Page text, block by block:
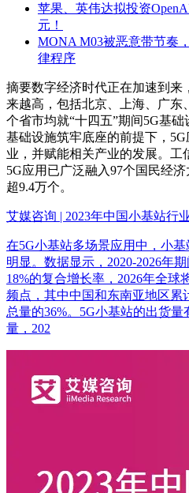
苹果、英伟达拟投资
元！
MONA M03被恶意带节奏
律程序
摘要数字经济时代正在加速到来
来越高，包括北京、上海、广东
个省市均就“十四五”期间5G基
基础设施筑牢底座的前提下，
业，并赋能相关产业的发展。工
5G应用已广泛融入97个国民经
超9.4万个。
艾媒咨询 | 2023年中国小基站行
在5G小基站多场景应用中，小
明显。数据显示，2020-2026年
18%的复合增长率，2026年全球
频点，其中中国和东南亚地区累
总量的36%。5G小基站的出货
量，202